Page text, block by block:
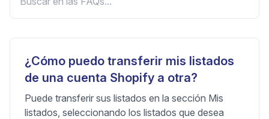
¿Cómo puedo transferir mis listados
de una cuenta Shopify a otra?
Puede transferir sus listados en la sección Mis
listados, seleccionando los listados que desea